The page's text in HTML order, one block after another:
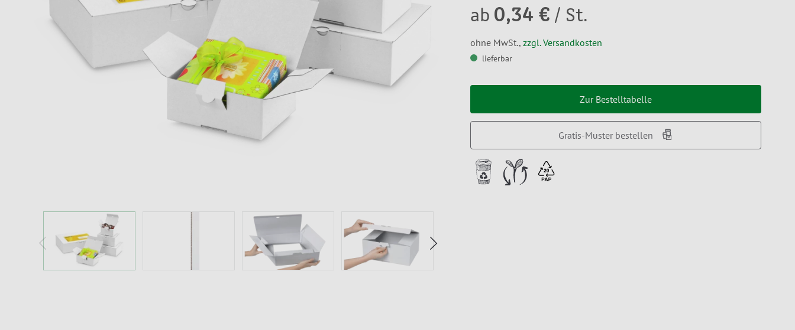
ab 0,34 € / St.
ohne MwSt., zzgl. Versandkosten
lieferbar
Zur Bestelltabelle
Gratis-Muster bestellen